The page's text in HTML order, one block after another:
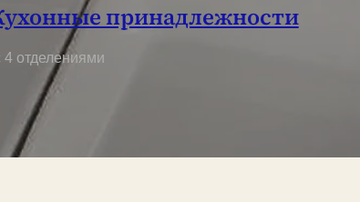
принадлежности
4 отделениями